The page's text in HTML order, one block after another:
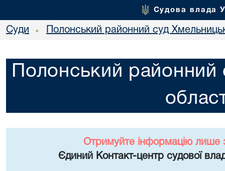
Судова влада
Суди • Полонський районний суд
Полонський районний
Отримуйте інформацію лише
Єдиний Контакт-центр судової